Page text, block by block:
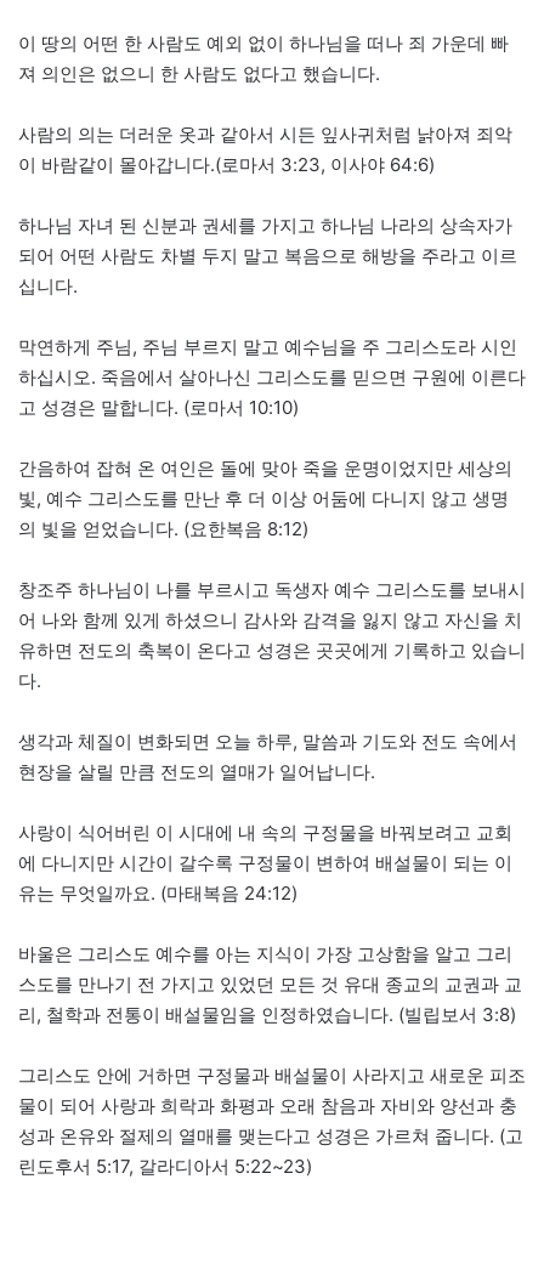
이 땅의 어떤 한 사람도 예외 없이 하나님을 떠나 죄 가운데 빠
져 의인은 없으니 한 사람도 없다고 했습니다.
사람의 의는 더러운 옷과 같아서 시든 잎사귀처럼 낡아져 죄악
이 바람같이 몰아갑니다.(로마서 3:23, 이사야 64:6)
하나님 자녀 된 신분과 권세를 가지고 하나님 나라의 상속자가
되어 어떤 사람도 차별 두지 말고 복음으로 해방을 주라고 이르
십니다.
막연하게 주님, 주님 부르지 말고 예수님을 주 그리스도라 시인
하십시오. 죽음에서 살아나신 그리스도를 믿으면 구원에 이른다
고 성경은 말합니다. (로마서 10:10)
간음하여 잡혀 온 여인은 돌에 맞아 죽을 운명이었지만 세상의
빛, 예수 그리스도를 만난 후 더 이상 어둠에 다니지 않고 생명
의 빛을 얻었습니다. (요한복음 8:12)
창조주 하나님이 나를 부르시고 독생자 예수 그리스도를 보내시
어 나와 함께 있게 하셨으니 감사와 감격을 잃지 않고 자신을 치
유하면 전도의 축복이 온다고 성경은 곳곳에게 기록하고 있습니
다.
생각과 체질이 변화되면 오늘 하루, 말씀과 기도와 전도 속에서
현장을 살릴 만큼 전도의 열매가 일어납니다.
사랑이 식어버린 이 시대에 내 속의 구정물을 바꿔보려고 교회
에 다니지만 시간이 갈수록 구정물이 변하여 배설물이 되는 이
유는 무엇일까요. (마태복음 24:12)
바울은 그리스도 예수를 아는 지식이 가장 고상함을 알고 그리
스도를 만나기 전 가지고 있었던 모든 것 유대 종교의 교권과 교
리, 철학과 전통이 배설물임을 인정하였습니다. (빌립보서 3:8)
그리스도 안에 거하면 구정물과 배설물이 사라지고 새로운 피조
물이 되어 사랑과 희락과 화평과 오래 참음과 자비와 양선과 충
성과 온유와 절제의 열매를 맺는다고 성경은 가르쳐 줍니다. (고
린도후서 5:17, 갈라디아서 5:22~23)